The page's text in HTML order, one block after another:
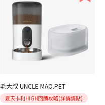
毛大叔 UNCLE MAO.PET
夏天卡利HIGH回饋攻略(詳情請點)